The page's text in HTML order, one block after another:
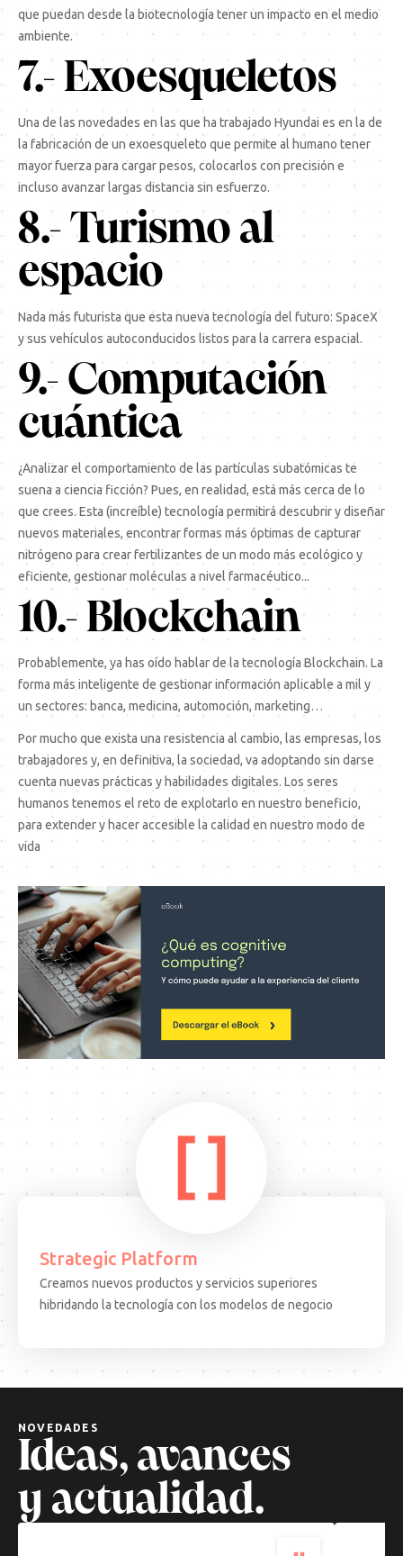
que puedan desde la biotecnología tener un impacto en el medio
ambiente.
7.- Exoesqueletos
Una de las novedades en las que ha trabajado Hyundai es en la de
la fabricación de un exoesqueleto que permite al humano tener
mayor fuerza para cargar pesos, colocarlos con precisión e
incluso avanzar largas distancia sin esfuerzo.
8.- Turismo al
espacio
Nada más futurista que esta nueva tecnología del futuro: SpaceX
y sus vehículos autoconducidos listos para la carrera espacial.
9.- Computación
cuántica
¿Analizar el comportamiento de las partículas subatómicas te
suena a ciencia ficción? Pues, en realidad, está más cerca de lo
que crees. Esta (increíble) tecnología permitirá descubrir y diseñar
nuevos materiales, encontrar formas más óptimas de capturar
nitrógeno para crear fertilizantes de un modo más ecológico y
eficiente, gestionar moléculas a nivel farmacéutico...
10.- Blockchain
Probablemente, ya has oído hablar de la tecnología Blockchain. La
forma más inteligente de gestionar información aplicable a mil y
un sectores: banca, medicina, automoción, marketing…
Por mucho que exista una resistencia al cambio, las empresas, los
trabajadores y, en definitiva, la sociedad, va adoptando sin darse
cuenta nuevas prácticas y habilidades digitales. Los seres
humanos tenemos el reto de explotarlo en nuestro beneficio,
para extender y hacer accesible la calidad en nuestro modo de
vida
Strategic Platform
Creamos nuevos productos y servicios superiores
hibridando la tecnología con los modelos de negocio
NOVEDADES
Ideas, avances
y actualidad.
ARTICULO 15.08.25
cuánticas:
un
paradigma
tecnológico
más
BCN: